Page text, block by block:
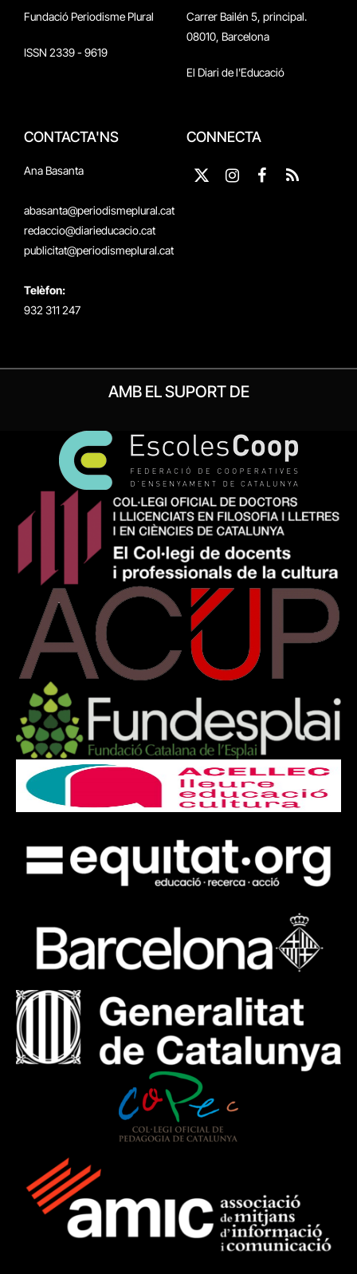
Fundació Periodisme Plural
ISSN 2339 - 9619
Carrer Bailén 5, principal.
08010, Barcelona
El Diari de l'Educació
CONTACTA'NS
Ana Basanta
abasanta@periodismeplural.cat
redaccio@diarieducacio.cat
publicitat@periodismeplural.cat
Telèfon:
932 311 247
CONNECTA
X
Instagram
Facebook
RSS
AMB EL SUPORT DE